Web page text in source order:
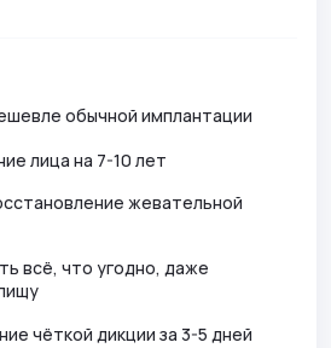
обычной имплантации
лица на 7-10 лет
жевательной
всё, что угодно, даже
чёткой дикции за 3-5 дней